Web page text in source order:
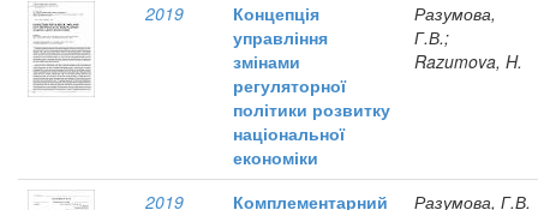
2019
Концепція
управління
змінами
регуляторної
політики розвитку
національної
економіки
Разумова,
Г.В.;
Razumova, H.
2019
Комплементарний
Разумова, Г.В.